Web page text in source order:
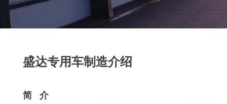
盛达专用车制造介绍
简 介